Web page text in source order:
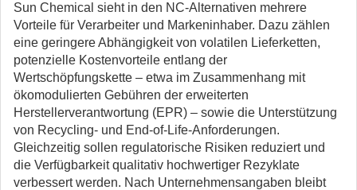
Sun Chemical sieht in den NC-Alternativen mehrere
Vorteile für Verarbeiter und Markeninhaber. Dazu zählen
eine geringere Abhängigkeit von volatilen Lieferketten,
potenzielle Kostenvorteile entlang der
Wertschöpfungskette – etwa im Zusammenhang mit
ökomodulierten Gebühren der erweiterten
Herstellerverantwortung (EPR) – sowie die Unterstützung
von Recycling- und End-of-Life-Anforderungen.
Gleichzeitig sollen regulatorische Risiken reduziert und
die Verfügbarkeit qualitativ hochwertiger Rezyklate
verbessert werden. Nach Unternehmensangaben bleibt